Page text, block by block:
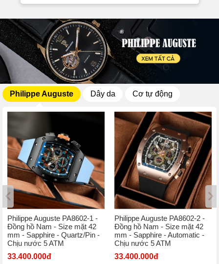
Philippe Auguste Dây da Cơ tự động
Philippe Auguste PA8602-1 -
Đồng hồ Nam - Size mặt 42
mm - Sapphire - Quartz/Pin -
Chịu nước 5 ATM
33.400.000đ
Philippe Auguste PA8602-2 -
Đồng hồ Nam - Size mặt 42
mm - Sapphire - Automatic -
Chịu nước 5 ATM
33.400.000đ